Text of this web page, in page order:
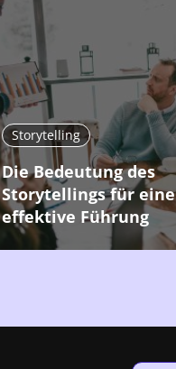
Storytelling
Die Bedeutung des
Storytellings für eine
effektive Führung